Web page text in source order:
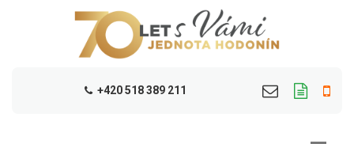
+420 518 389 211